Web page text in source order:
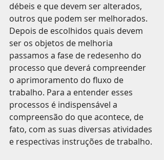
débeis e que devem ser alterados,
outros que podem ser melhorados.
Depois de escolhidos quais devem
ser os objetos de melhoria
passamos a fase de redesenho do
processo que deverá compreender
o aprimoramento do fluxo de
trabalho. Para a entender esses
processos é indispensável a
compreensão do que acontece, de
fato, com as suas diversas atividades
e respectivas instruções de trabalho.